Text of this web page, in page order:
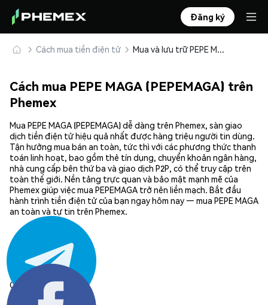
Đăng ký
Cách mua tiền điện tử Mua và lưu trữ PEPE MAGA (PEPEMAGA) an toàn
Cách mua PEPE MAGA (PEPEMAGA) trên
Phemex
Mua PEPE MAGA (PEPEMAGA) dễ dàng trên Phemex, sàn giao
dịch tiền điện tử hiệu quả nhất được hàng triệu người tin dùng.
Tận hưởng mua bán an toàn, tức thì với các phương thức thanh
toán linh hoạt, bao gồm thẻ tín dụng, chuyển khoản ngân hàng,
nhà cung cấp bên thứ ba và giao dịch P2P, có thể truy cập trên
toàn thế giới. Nền tảng trực quan và bảo mật mạnh mẽ của
Phemex giúp việc mua PEPEMAGA trở nên liền mạch. Bắt đầu
hành trình tiền điện tử của bạn ngay hôm nay — mua PEPE MAGA
an toàn và tự tin trên Phemex.
Chia sẻ: